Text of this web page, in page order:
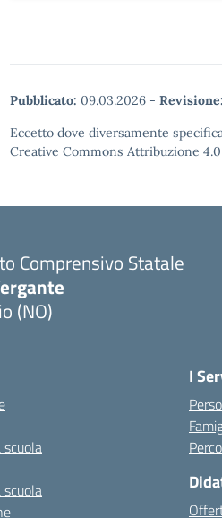
Pubblicato: 09.03.2026 - Revisione:
Eccetto dove diversamente
Creative Commons Attribuzione
Comprensivo Statale
(NO)
I